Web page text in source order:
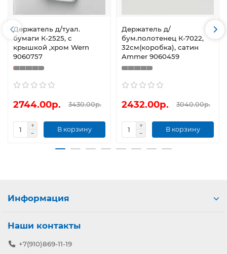
Держатель д/туал.
бумаги К-2525, с
крышкой ,хром Wern
9060757
2744.00р. 3430.00р.
В корзину
Держатель д/
бум.полотенец К-7022,
32см(коробка), сатин
Ammer 9060459
2432.00р. 3040.00р.
В корзину
Информация
Наши контакты
+7(910)869-11-19